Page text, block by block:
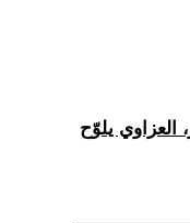
العزاوي يلوّح